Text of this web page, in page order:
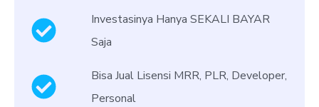
Investasinya Hanya SEKALI BAYAR
Saja
Bisa Jual Lisensi MRR, PLR, Developer,
Personal